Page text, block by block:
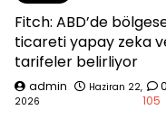
Fitch: ABD’de
ticareti yapay zeka
tarifeler belirliyor
admin
Haziran 22,
2026
0
105